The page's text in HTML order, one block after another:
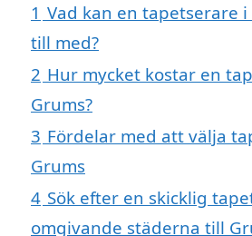
1 Vad kan en tapetserare
till med?
2 Hur mycket kostar en
Grums?
3 Fördelar med att välja
Grums
4 Sök efter en skicklig
omgivande städerna till